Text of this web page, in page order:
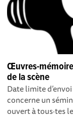
Œuvres-
de la scène
Date limite
concerne un
ouvert à tous·tes